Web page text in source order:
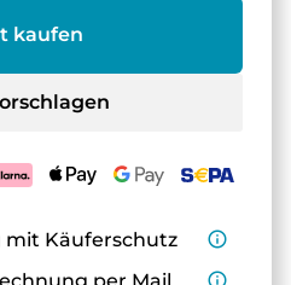
kaufen
mit Käuferschutz
info_outline
info_outline